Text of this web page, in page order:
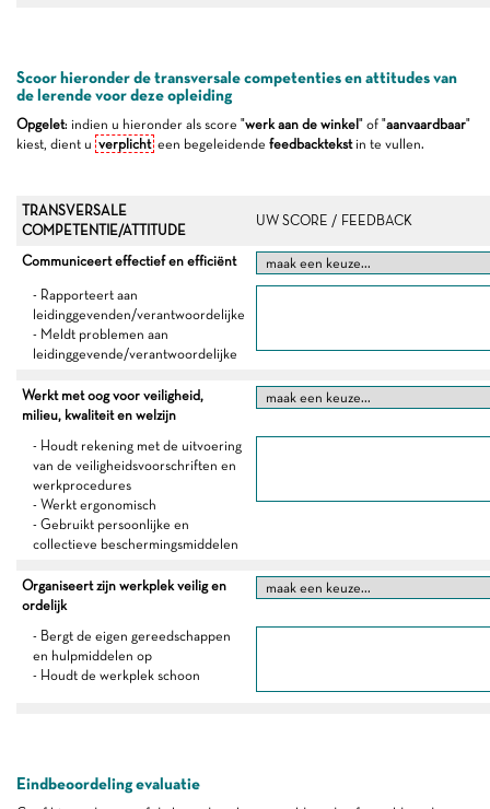
Scoor hieronder de transversale competenties en attitudes van
de lerende voor deze opleiding
Opgelet: indien u hieronder als score "werk aan de winkel " of "aanvaardbaar"
kiest, dient u verplicht een begeleidende feedbacktekstin te vullen.
TRANSVERSALE
COMPETENTIE/ATTITUDE
UW SCORE / FEEDBACK
Communiceert effectief en efficiënt
- Rapporteert aan
leidinggevenden/verantwoordelijke
- Meldt problemen aan
leidinggevende/verantwoordelijke
Werkt met oog voor veiligheid,
milieu, kwaliteit en welzijn
- Houdt rekening met de uitvoering
van de veiligheidsvoorschriften en
werkprocedures
- Werkt ergonomisch
- Gebruikt persoonlijke en
collectieve beschermingsmiddelen
Organiseert zijn werkplek veilig en
ordelijk
- Bergt de eigen gereedschappen
en hulpmiddelen op
- Houdt de werkplek schoon
Eindbeoordeling evaluatie